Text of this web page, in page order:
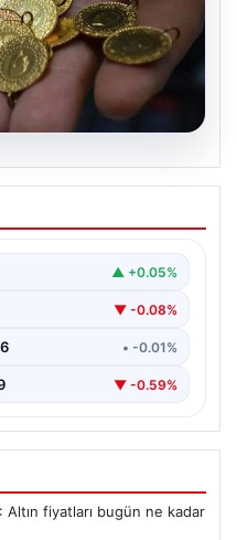
Güncel
ve jeopolitik…
▲ +0.05%
▼ -0.08%
• -0.01%
▼ -0.59%
Altın fiyatları bugün ne kadar